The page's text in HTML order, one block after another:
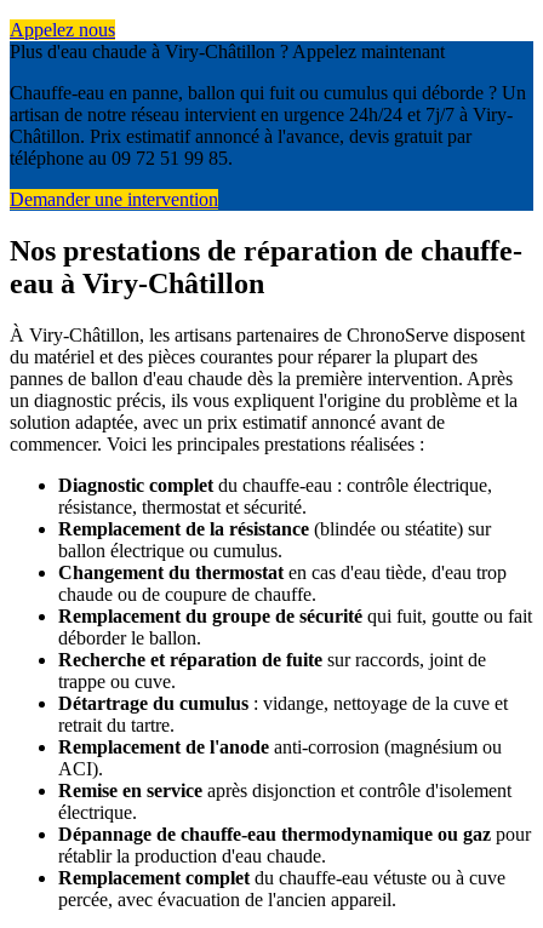
Appelez nous
Plus d'eau chaude à Viry-Châtillon ? Appelez maintenant
Chauffe-eau en panne, ballon qui fuit ou cumulus qui déborde ? Un
artisan de notre réseau intervient en urgence 24h/24 et 7j/7 à Viry-
Châtillon. Prix estimatif annoncé à l'avance, devis gratuit par
téléphone au 09 72 51 99 85.
Demander une intervention
Nos prestations de réparation de chauffe-
eau à Viry-Châtillon
À Viry-Châtillon, les artisans partenaires de ChronoServe disposent
du matériel et des pièces courantes pour réparer la plupart des
pannes de ballon d'eau chaude dès la première intervention. Après
un diagnostic précis, ils vous expliquent l'origine du problème et la
solution adaptée, avec un prix estimatif annoncé avant de
commencer. Voici les principales prestations réalisées :
Diagnostic complet du chauffe-eau : contrôle électrique,
résistance, thermostat et sécurité.
Remplacement de la résistance (blindée ou stéatite) sur
ballon électrique ou cumulus.
Changement du thermostat en cas d'eau tiède, d'eau trop
chaude ou de coupure de chauffe.
Remplacement du groupe de sécurité qui fuit, goutte ou fait
déborder le ballon.
Recherche et réparation de fuite sur raccords, joint de
trappe ou cuve.
Détartrage du cumulus : vidange, nettoyage de la cuve et
retrait du tartre.
Remplacement de l'anode anti-corrosion (magnésium ou
ACI).
Remise en service après disjonction et contrôle d'isolement
électrique.
Dépannage de chauffe-eau thermodynamique ou gaz pour
rétablir la production d'eau chaude.
Remplacement complet du chauffe-eau vétuste ou à cuve
percée, avec évacuation de l'ancien appareil.